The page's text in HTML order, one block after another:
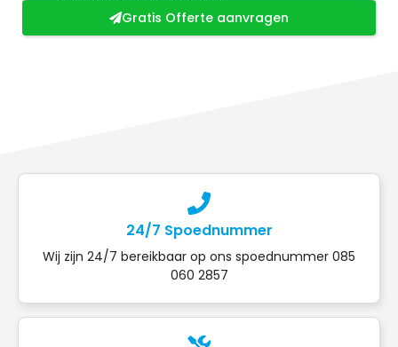
Gratis Offerte aanvragen
24/7 Spoednummer
Wij zijn 24/7 bereikbaar op ons spoednummer 085
060 2857